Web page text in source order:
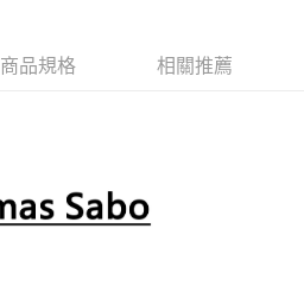
商品規格 相關推薦